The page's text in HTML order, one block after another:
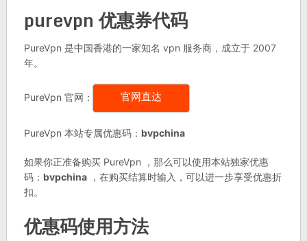
purevpn 优惠券代码
PureVpn 是中国香港的一家知名 vpn 服务商，成立于 2007
年。
PureVpn 官网： 官网直达
PureVpn 本站专属优惠码： bvpchina
如果你正准备购买 PureVpn ，那么可以使用本站独家优惠
码： bvpchina，在购买结算时输入，可以进一步享受优惠折
扣。
优惠码使用方法